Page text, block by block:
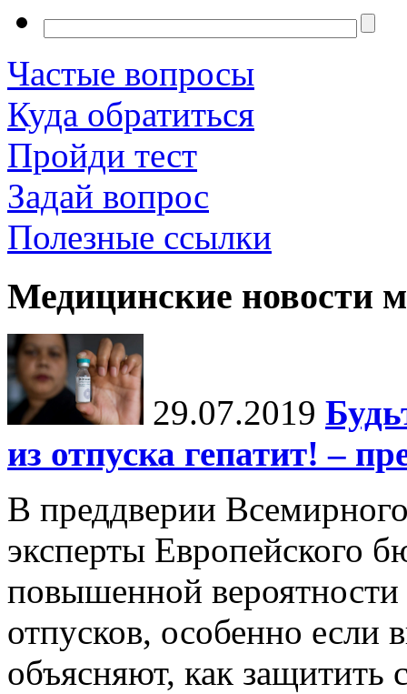
Частые вопросы
Куда обратиться
Пройди тест
Задай вопрос
Полезные ссылки
Медицинские новости
29.07.2019
из отпуска гепатит! –
В преддверии
эксперты Европейского
повышенной вероятности
отпусков, особенно если
объясняют, как защитить